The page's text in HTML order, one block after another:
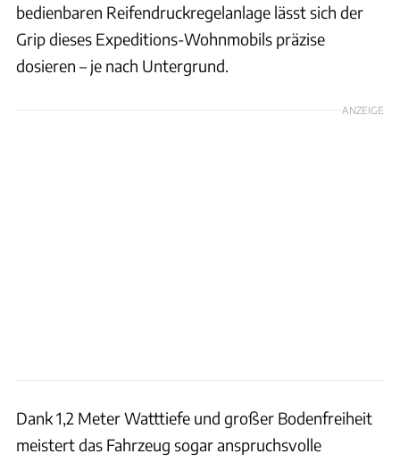
bedienbaren Reifendruckregelanlage lässt sich der
Grip dieses Expeditions-Wohnmobils präzise
dosieren – je nach Untergrund.
ANZEIGE
Dank 1,2 Meter Watttiefe und großer Bodenfreiheit
meistert das Fahrzeug sogar anspruchsvolle